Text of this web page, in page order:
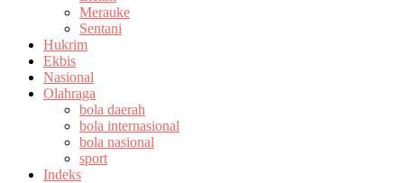
Merauke
Sentani
Hukrim
Ekbis
Nasional
Olahraga
bola daerah
bola internasional
bola nasional
sport
Indeks